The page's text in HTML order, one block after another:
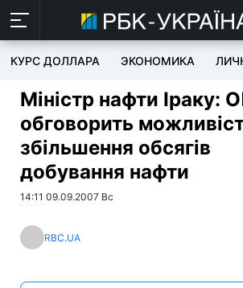
КУРС ДОЛЛАРА ЭКОНОМИКА
Міністр нафти Іраку:
обговорить
збільшення обсягів
добування нафти
14:11 09.09.2007 Вс
RBC.UA